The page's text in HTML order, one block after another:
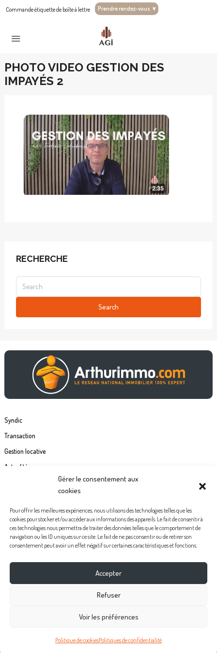
Gérer le consentement aux
cookies
Pour offrir les meilleures expériences, nous utilisons des technologies telles que les
cookies pour stocker et/ou accéder aux informations des appareils. Le fait de consentir à
ces technologies nous permettra de traiter des données telles que le comportement de
navigation ou les ID uniques sur ce site. Le fait de ne pas consentir ou de retirer son
consentement peut avoir un effet négatif sur certaines caractéristiques et fonctions.
Accepter
Refuser
Voir les préférences
Politique de cookiesPolitiques de confidentialité
Commande étiquette de boîte à lettre Prendre rendez-vous ▾
PHOTO VIDEO GESTION DES
IMPAYÉS 2
RECHERCHE
Search
Syndic
Transaction
Gestion locative
Actualités
Politiques de confidentialité
Mentions légales
Instagram